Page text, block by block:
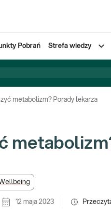
Pobrań Strefa wiedzy
metabolizm? Porady lekarza
12 maja 2023